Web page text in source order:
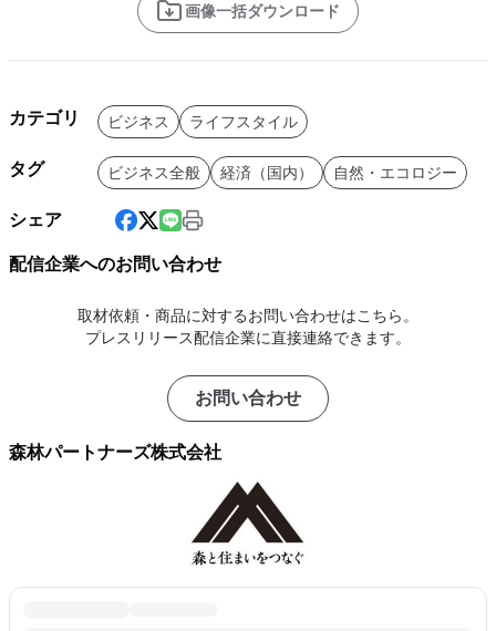
画像一括ダウンロード
カテゴリ ビジネス ライフスタイル
タグ ビジネス全般 経済（国内） 自然・エコロジー
シェア
配信企業へのお問い合わせ
取材依頼・商品に対するお問い合わせはこちら。
プレスリリース配信企業に直接連絡できます。
お問い合わせ
森林パートナーズ株式会社